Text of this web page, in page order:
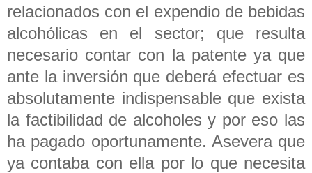
relacionados con el expendio de bebidas
alcohólicas en el sector; que resulta
necesario contar con la patente ya que
ante la inversión que deberá efectuar es
absolutamente indispensable que exista
la factibilidad de alcoholes y por eso las
ha pagado oportunamente. Asevera que
ya contaba con ella por lo que necesita